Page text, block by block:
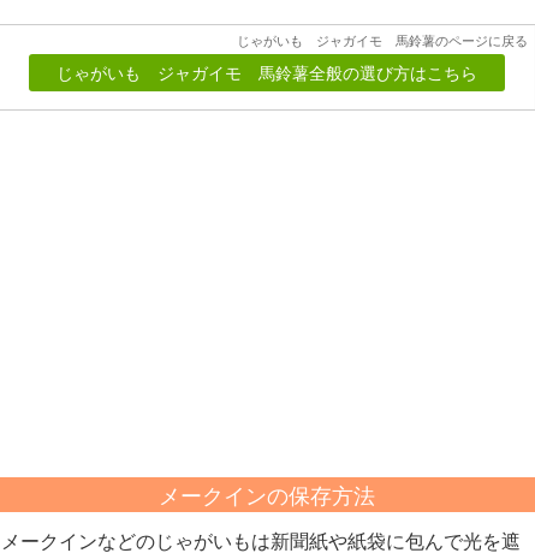
じゃがいも ジャガイモ 馬鈴薯のページに戻る
じゃがいも ジャガイモ 馬鈴薯全般の選び方はこちら
メークインの保存方法
メークインなどのじゃがいもは新聞紙や紙袋に包んで光を遮